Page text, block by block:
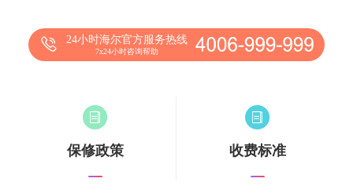
24小时海尔官方服务热线
7x24小时咨询帮助
保修政策 收费标准